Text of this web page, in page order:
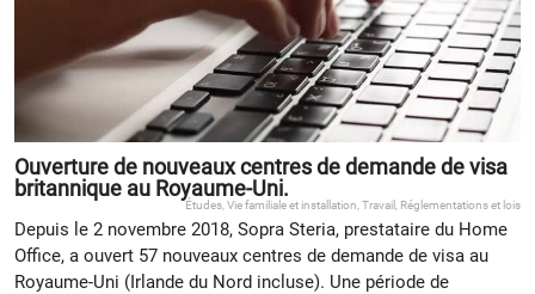
Ouverture de nouveaux centres de demande de visa
britannique au Royaume-Uni.
Études Vie familiale et installation Travail Réglementations et lois
Depuis le 2 novembre 2018, Sopra Steria, prestataire du Home
Office, a ouvert 57 nouveaux centres de demande de visa au
Royaume-Uni (Irlande du Nord incluse). Une période de